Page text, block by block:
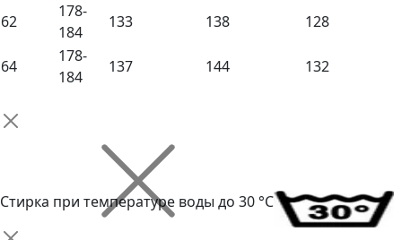
62
178-
184
133 138 128
64
178-
184
137 144 132
Стирка при температуре воды до 30 °C